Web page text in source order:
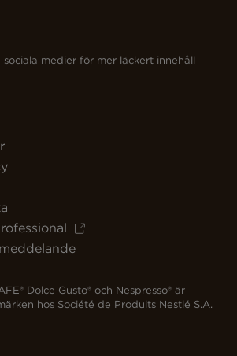
sociala medier för mer läckert innehåll
Dolce Gusto® och Nespresso® är
hos Société de Produits Nestlé S.A.